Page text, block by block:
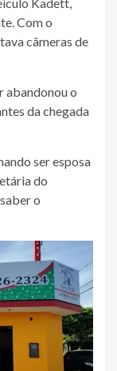
Kadett,
Com o
câmeras de
abandonou o
da chegada
ser esposa
do
o